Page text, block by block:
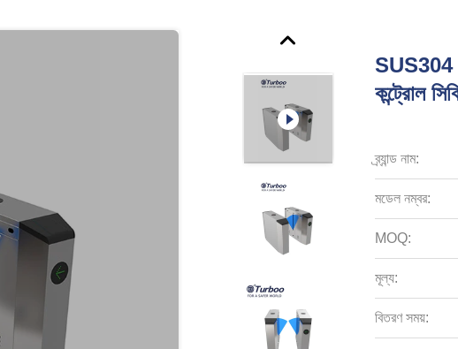
SUS304
কন্ট্রোল
ব্র্যান্ড নাম:
মডেল নম্বর:
MOQ:
মূল্য:
বিতরণ সময়: